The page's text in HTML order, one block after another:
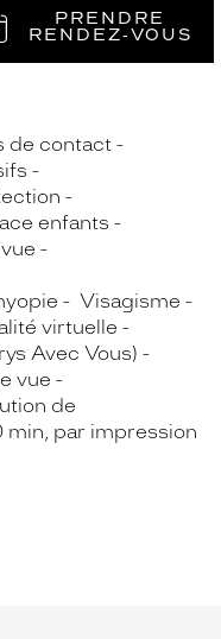
PRENDRE
RENDEZ‑VOUS
de contact
enfants
Visagisme
virtuelle
Avec Vous)
vue
de
min, par impression